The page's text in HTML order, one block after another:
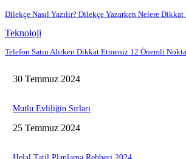
Dilekçe Nasıl Yazılır? Dilekçe Yazarken Nelere
Teknoloji
Telefon Satın Alırken Dikkat Etmeniz 12 Önemli Nokta
30 Temmuz 2024
Mutlu Evliliğin Sırları
25 Temmuz 2024